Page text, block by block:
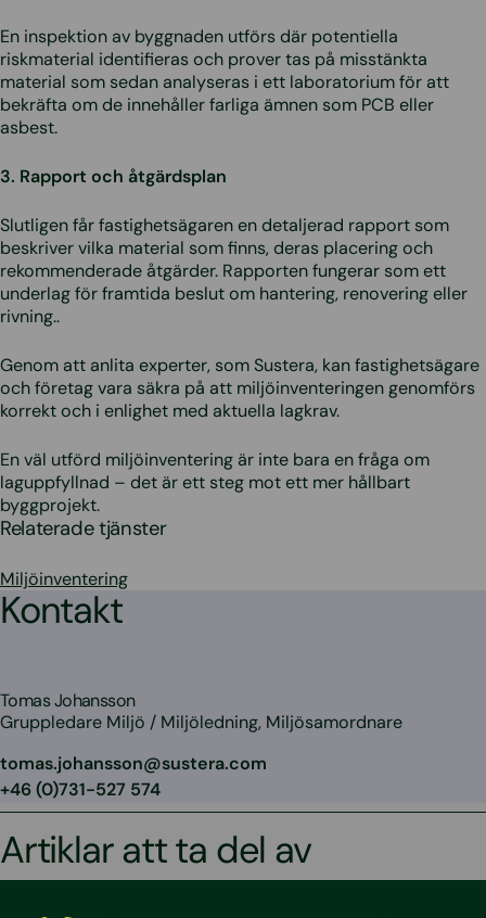
En inspektion av byggnaden utförs där potentiella
riskmaterial identifieras och prover tas på misstänkta
material som sedan analyseras i ett laboratorium för att
bekräfta om de innehåller farliga ämnen som PCB eller
asbest.
3. Rapport och åtgärdsplan
Slutligen får fastighetsägaren en detaljerad rapport som
beskriver vilka material som finns, deras placering och
rekommenderade åtgärder. Rapporten fungerar som ett
underlag för framtida beslut om hantering, renovering eller
rivning..
Genom att anlita experter, som Sustera, kan fastighetsägare
och företag vara säkra på att miljöinventeringen genomförs
korrekt och i enlighet med aktuella lagkrav.
En väl utförd miljöinventering är inte bara en fråga om
laguppfyllnad – det är ett steg mot ett mer hållbart
byggprojekt.
Relaterade tjänster
Miljöinventering
Kontakt
Tomas Johansson
Gruppledare Miljö / Miljöledning, Miljösamordnare
tomas.johansson@sustera.com
+46 (0)731-527 574
Artiklar att ta del av